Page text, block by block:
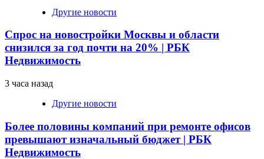
Другие новости
Спрос на новостройки Москвы и области
снизился за год почти на 20% | РБК
Недвижимость
3 часа назад
Другие новости
Более половины компаний при ремонте офисов
превышают изначальный бюджет | РБК
Недвижимость